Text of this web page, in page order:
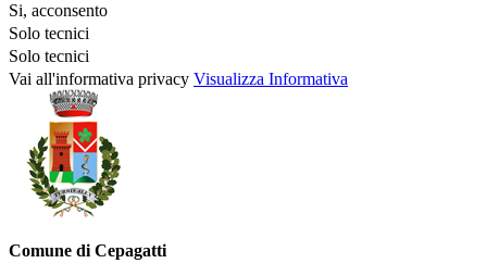
Si, acconsento
Solo tecnici
Solo tecnici
Vai all'informativa privacy Visualizza Informativa
Comune di Cepagatti